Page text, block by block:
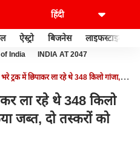
ऐस्ट्रो बिजनेस लाइफस्टाइल
of India INDIA AT 2047
ट्रक में छिपाकर ला रहे थे 348 किलो गांजा,
ला रहे थे 348 किलो
जब्त, दो तस्करों को